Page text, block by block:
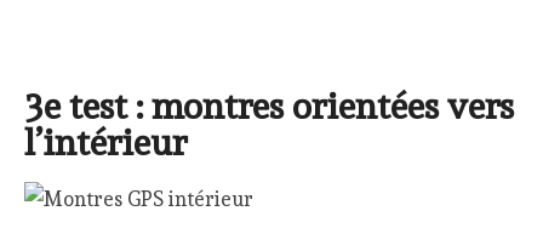
3e test : montres orientées vers
l’intérieur